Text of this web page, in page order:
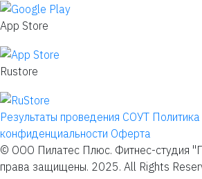
App Store
Rustore
Результаты проведения СОУТ Политика
конфиденциальности Оферта
© ООО Пилатес Плюс. Фитнес-студия
права защищены. 2025. All Rights